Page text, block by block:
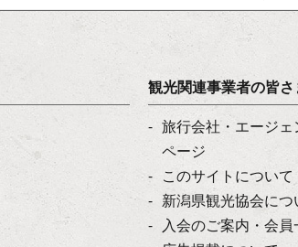
観光関連事業者の皆
旅行会社・エージ
ページ
このサイトについて
新潟県観光協会につ
入会のご案内・会員